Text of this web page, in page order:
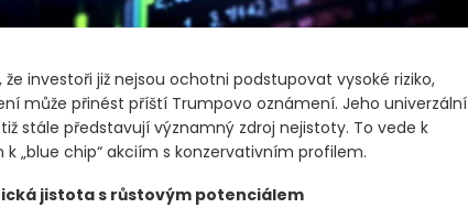
investoři již nejsou ochotni podstupovat vysoké riziko,
může přinést příští Trumpovo oznámení. Jeho univerzální
stále představují významný zdroj nejistoty. To vede k
„blue chip“ akciím s konzervativním profilem.
jistota s růstovým potenciálem